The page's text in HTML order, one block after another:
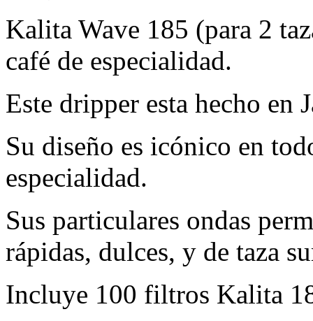
Kalita Wave 185 (para 2
café de especialidad.
Este dripper esta hecho en
Su diseño es icónico en
especialidad.
Sus particulares ondas
rápidas, dulces, y de taza
Incluye 100 filtros Kalita